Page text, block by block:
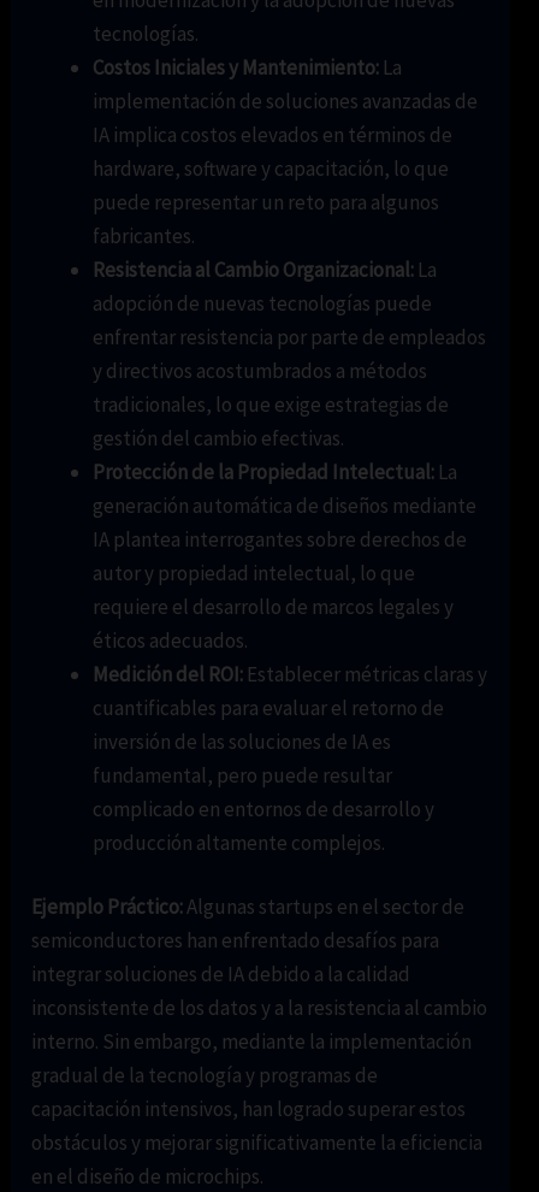
tecnologías.
Costos Iniciales y Mantenimiento: La
implementación de soluciones avanzadas de
IA implica costos elevados en términos de
hardware, software y capacitación, lo que
puede representar un reto para algunos
fabricantes.
Resistencia al Cambio Organizacional: La
adopción de nuevas tecnologías puede
enfrentar resistencia por parte de empleados
y directivos acostumbrados a métodos
tradicionales, lo que exige estrategias de
gestión del cambio efectivas.
Protección de la Propiedad Intelectual: La
generación automática de diseños mediante
IA plantea interrogantes sobre derechos de
autor y propiedad intelectual, lo que
requiere el desarrollo de marcos legales y
éticos adecuados.
Medición del ROI: Establecer métricas claras y
cuantificables para evaluar el retorno de
inversión de las soluciones de IA es
fundamental, pero puede resultar
complicado en entornos de desarrollo y
producción altamente complejos.
Ejemplo Práctico:Algunas startups en el sector de
semiconductores han enfrentado desafíos para
integrar soluciones de IA debido a la calidad
inconsistente de los datos y a la resistencia al cambio
interno. Sin embargo, mediante la implementación
gradual de la tecnología y programas de
capacitación intensivos, han logrado superar estos
obstáculos y mejorar significativamente la eficiencia
en el diseño de microchips.